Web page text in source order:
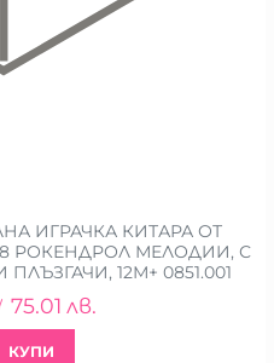
ИГРАЧКА КИТАРА ОТ
8 РОКЕНДРОЛ МЕЛОДИИ, С
12М+ 0851.001
75.01 лв.
КУПИ